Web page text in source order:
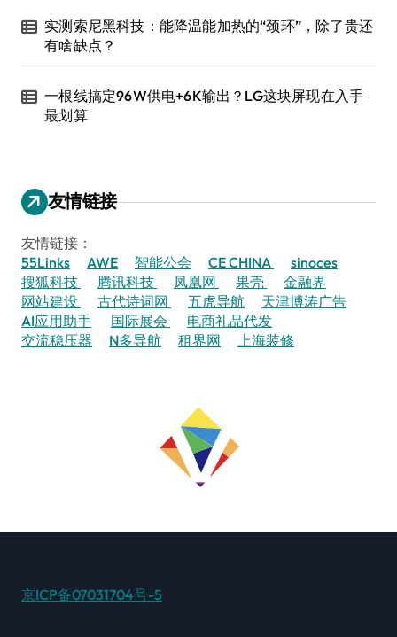
实测索尼黑科技：能降温能加热的“颈环”，除了贵还
有啥缺点？
一根线搞定96W供电+6K输出？LG这块屏现在入手
最划算
友情链接
友情链接：
55Links
AWE 智能公会 CE CHINA
sinoces
搜狐科技
腾讯科技 凤凰网 果壳
金融界
网站建设
古代诗词网 五虎导航
天津博涛广告
AI应用助手
国际展会
电商礼品代发
交流稳压器
N多导航 租界网 上海装修
京ICP备07031704号-5